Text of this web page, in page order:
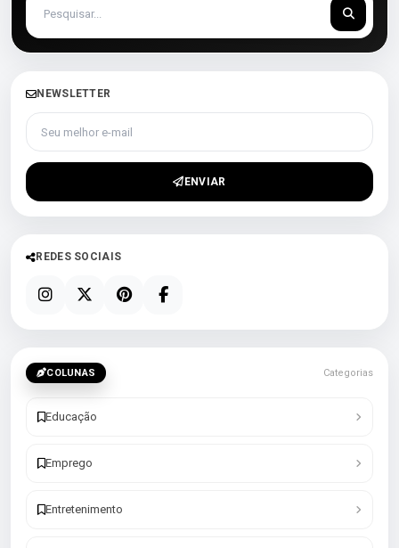
NEWSLETTER
Seu melhor e-mail
ENVIAR
REDES SOCIAIS
COLUNAS Categorias
Educação
Emprego
Entretenimento